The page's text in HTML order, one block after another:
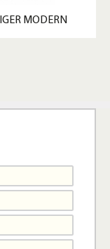
MODERN